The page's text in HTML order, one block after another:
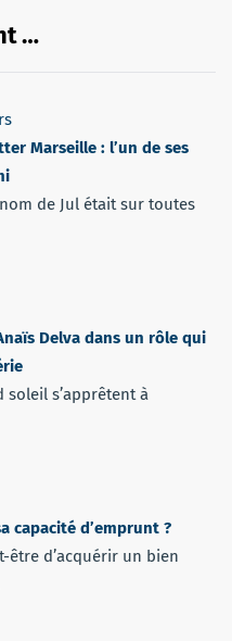
…
Marseille : l’un de ses
de Jul était sur toutes
Delva dans un rôle qui
soleil s’apprêtent à
capacité d’emprunt ?
être d’acquérir un bien